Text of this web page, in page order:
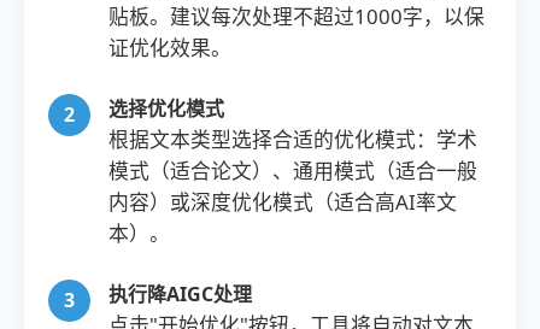
贴板。建议每次处理不超过1000字，以保
证优化效果。
选择优化模式
根据文本类型选择合适的优化模式：学术
模式（适合论文）、通用模式（适合一般
内容）或深度优化模式（适合高AI率文
本）。
执行降AIGC处理